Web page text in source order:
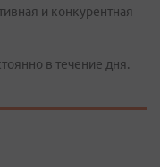
и конкурентная
в течение дня.